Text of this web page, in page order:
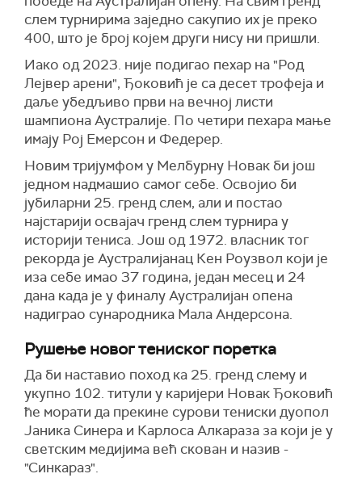
слем турнирима заједно сакупио их је преко
400, што је број којем други нису ни пришли.
Иако од 2023. није подигао пехар на "Род
Лејвер арени", Ђоковић је са десет трофеја и
даље убедљиво први на вечној листи
шампиона Аустралије. По четири пехара мање
имају Рој Емерсон и Федерер.
Новим тријумфом у Мелбурну Новак би још
једном надмашио самог себе. Освојио би
јубиларни 25. гренд слем, али и постао
најстарији освајач гренд слем турнира у
историји тениса. Још од 1972. власник тог
рекорда је Аустралијанац Кен Роузвол који је
иза себе имао 37 година, један месец и 24
дана када је у финалу Аустралијан опена
надиграо сународника Мала Андерсона.
Рушење новог тениског поретка
Да би наставио поход ка 25. гренд слему и
укупно 102. титули у каријери Новак Ђоковић
ће морати да прекине сурови тениски дуопол
Јаника Синера и Карлоса Алкараза за који је у
светским медијима већ скован и назив -
"Синкараз".